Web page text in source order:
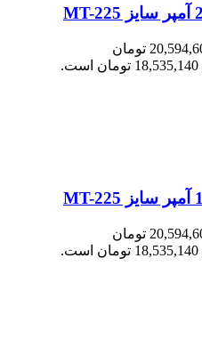
قیمت اصلی 20,594,600 تومان
قیمت اصلی 20,594,600 تومان